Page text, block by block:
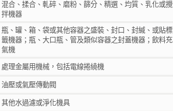
混合、揉合、軋碎、磨粉、篩分、精選、均質、乳化或攪
拌機器
瓶、罐、箱、袋或其他容器之盛裝、封口、封緘、或貼標
籤機器；瓶、大口瓶、管及類似容器之封蓋機器；飲料充
氣機
處理金屬用機械，包括電線捲繞機
油壓或氣壓傳動閥
其他水過濾或淨化機具